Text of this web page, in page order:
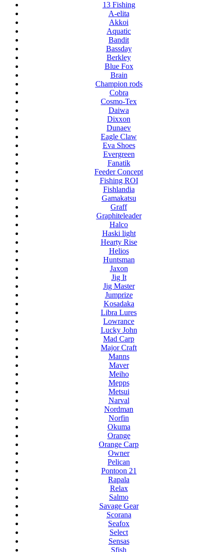
13 Fishing
A-elita
Akkoi
Aquatic
Bandit
Bassday
Berkley
Blue Fox
Brain
Champion rods
Cobra
Cosmo-Tex
Daiwa
Dixxon
Dunaev
Eagle Claw
Eva Shoes
Evergreen
Fanatik
Feeder Concept
Fishing ROI
Fishlandia
Gamakatsu
Graff
Graphiteleader
Halco
Haski light
Hearty Rise
Helios
Huntsman
Jaxon
Jig It
Jig Master
Jumprize
Kosadaka
Libra Lures
Lowrance
Lucky John
Mad Carp
Major Craft
Manns
Maver
Meiho
Mepps
Metsui
Narval
Nordman
Norfin
Okuma
Orange
Orange Carp
Owner
Pelican
Pontoon 21
Rapala
Relax
Salmo
Savage Gear
Scorana
Seafox
Select
Sensas
Sfish